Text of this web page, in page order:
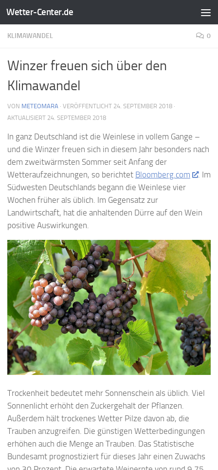
Zum Inhalt springen
Wetter-Center.de
KLIMAWANDEL 0
Winzer freuen sich über den
Klimawandel
VON METEOMARA · VERÖFFENTLICHT 24. SEPTEMBER 2018 ·
AKTUALISIERT 24. SEPTEMBER 2018
In ganz Deutschland ist die Weinlese in vollem Gange –
und die Winzer freuen sich in diesem Jahr besonders nach
dem zweitwärmsten Sommer seit Anfang der
Wetteraufzeichnungen, so berichtet Bloomberg.com
. Im
Südwesten Deutschlands begann die Weinlese vier
Wochen früher als üblich. Im Gegensatz zur
Landwirtschaft, hat die anhaltenden Dürre auf den Wein
positive Auswirkungen.
Trockenheit bedeutet mehr Sonnenschein als üblich. Viel
Sonnenlicht erhöht den Zuckergehalt der Pflanzen.
Außerdem hält trockenes Wetter Pilze davon ab, die
Trauben anzugreifen. Die günstigen Wetterbedingungen
erhöhen auch die Menge an Trauben. Das Statistische
Bundesamt prognostiziert für dieses Jahr einen Zuwachs